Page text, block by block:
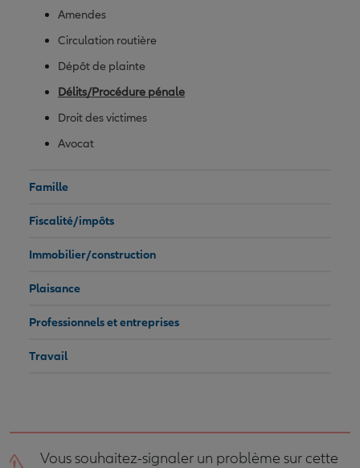
Amendes
Circulation routière
Dépôt de plainte
Délits/Procédure pénale
Droit des victimes
Avocat
Famille
Fiscalité/impôts
Immobilier/construction
Plaisance
Professionnels et entreprises
Travail
Vous souhaitez-signaler un problème sur cette